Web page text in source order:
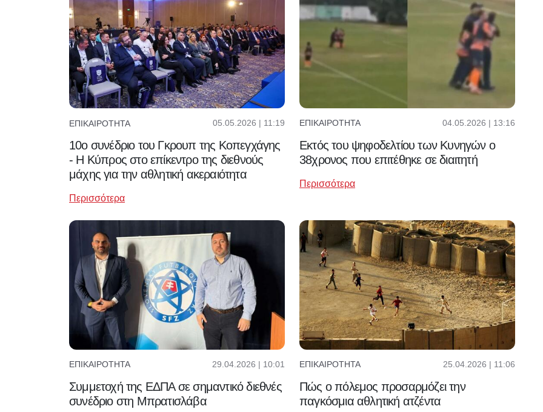
ΕΠΙΚΑΙΡΌΤΗΤΑ 05.05.2026 | 11:19
10ο συνέδριο του Γκρουπ της Κοπεγχάγης
- Η Κύπρος στο επίκεντρο της διεθνούς
μάχης για την αθλητική ακεραιότητα
Περισσότερα
ΕΠΙΚΑΙΡΌΤΗΤΑ 04.05.2026 | 13:16
Εκτός του ψηφοδελτίου των Κυνηγών ο
38χρονος που επιτέθηκε σε διαιτητή
Περισσότερα
ΕΠΙΚΑΙΡΌΤΗΤΑ 29.04.2026 | 10:01
Συμμετοχή της ΕΔΠΑ σε σημαντικό διεθνές
συνέδριο στη Μπρατισλάβα
ΕΠΙΚΑΙΡΌΤΗΤΑ 25.04.2026 | 11:06
Πώς ο πόλεμος προσαρμόζει την
παγκόσμια αθλητική ατζέντα